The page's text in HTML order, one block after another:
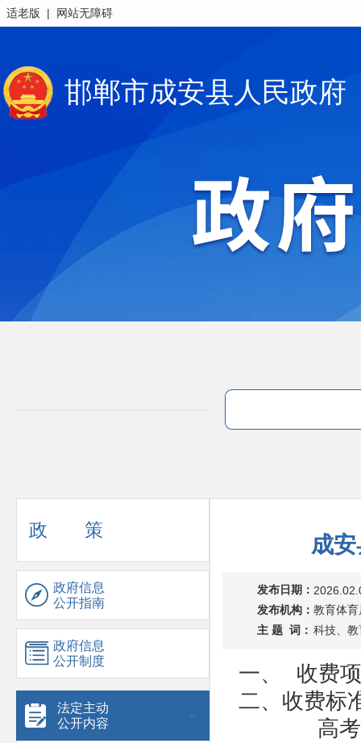
适老版 | 网站无障碍
邯郸市成安县人民政府
政 策
政府信息
公开指南
政府信息
公开制度
法定主动
公开内容
成
发布日期：
发布机构： 教育体育
主 题 词： 科技、教
一、
收费
二、收费标
高